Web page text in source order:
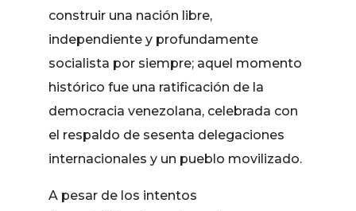
construir una nación libre,
independiente y profundamente
socialista por siempre; ​aquel momento
histórico fue una ratificación de la
democracia venezolana, celebrada con
el respaldo de sesenta delegaciones
internacionales y un pueblo movilizado.
A pesar de los intentos